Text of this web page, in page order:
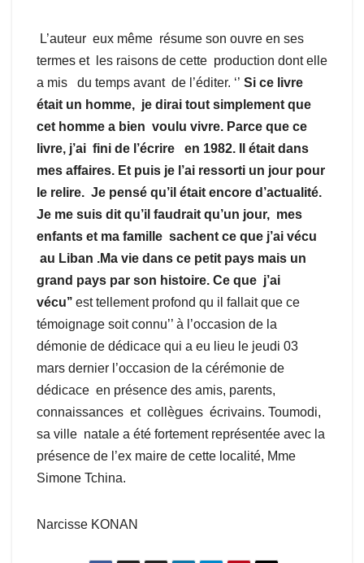
L’auteur eux même résume son ouvre en ses
termes et les raisons de cette production dont elle
a mis du temps avant de l’éditer. ‘’ Si ce livre
était un homme, je dirai tout simplement que
cet homme a bien voulu vivre. Parce que ce
livre, j’ai fini de l’écrire en 1982. Il était dans
mes affaires. Et puis je l’ai ressorti un jour pour
le relire. Je pensé qu’il était encore d’actualité.
Je me suis dit qu’il faudrait qu’un jour, mes
enfants et ma famille sachent ce que j’ai vécu
au Liban .Ma vie dans ce petit pays mais un
grand pays par son histoire. Ce que j’ai
vécu’’ est tellement profond qu il fallait que ce
témoignage soit connu’’ à l’occasion de la
démonie de dédicace qui a eu lieu le jeudi 03
mars dernier l’occasion de la cérémonie de
dédicace en présence des amis, parents,
connaissances et collègues écrivains. Toumodi,
sa ville natale a été fortement représentée avec la
présence de l’ex maire de cette localité, Mme
Simone Tchina.
Narcisse KONAN